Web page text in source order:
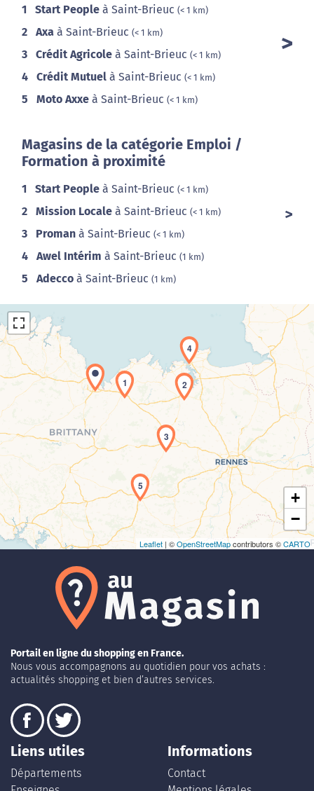
1 Start People à Saint-Brieuc (< 1 km)
2 Axa à Saint-Brieuc (< 1 km)
3 Crédit Agricole à Saint-Brieuc (< 1 km)
4 Crédit Mutuel à Saint-Brieuc (< 1 km)
5 Moto Axxe à Saint-Brieuc (< 1 km)
Magasins de la catégorie Emploi /
Formation à proximité
1 Start People à Saint-Brieuc (< 1 km)
2 Mission Locale à Saint-Brieuc (< 1 km)
3 Proman à Saint-Brieuc (< 1 km)
4 Awel Intérim à Saint-Brieuc (1 km)
5 Adecco à Saint-Brieuc (1 km)
Chargement de la carte en cours...
1 2
3
4
5
+
−
Leaflet | ©OpenStreetMapcontributors ©CARTO
Portail en ligne du shopping en France.
Nous vous accompagnons au quotidien pour vos achats :
actualités shopping et bien d’autres services.
Liens utiles
Départements
Informations
Contact